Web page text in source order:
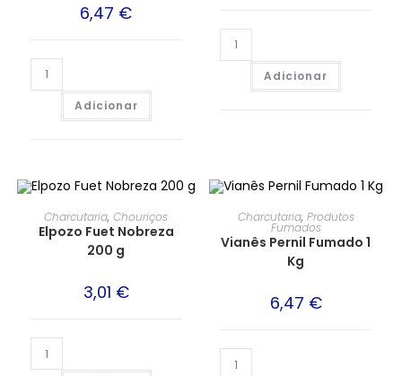
6,47 €
Adicionar
Adicionar
Charcutaria,Chouriços
Elpozo Fuet Nobreza
200 g
3,01 €
Charcutaria, Produtos
Fumados
Vianês Pernil Fumado 1
Kg
6,47 €